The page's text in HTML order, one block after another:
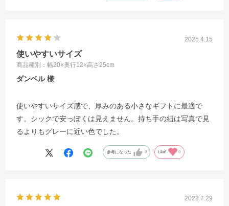
2025.4.15
使いやすいサイズ
商品種別：幅20×奥行12×高さ25cm
ダンベル
使いやすいサイズ感で、厚みのある小さなギフトに最適で
す。シックで安っぽくは見えません。持ち手の紐は写真で見
るよりもグレーに近い色でした。
参考になった 0 Like! 0
2023.7.29